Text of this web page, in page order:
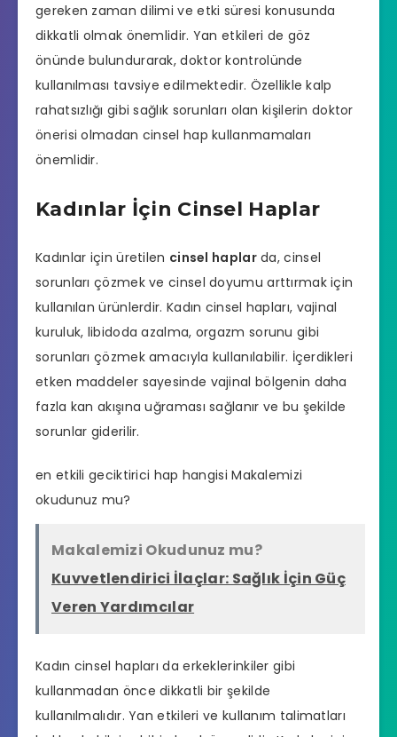
gereken zaman dilimi ve etki süresi konusunda
dikkatli olmak önemlidir. Yan etkileri de göz
önünde bulundurarak, doktor kontrolünde
kullanılması tavsiye edilmektedir. Özellikle kalp
rahatsızlığı gibi sağlık sorunları olan kişilerin doktor
önerisi olmadan cinsel hap kullanmamaları
önemlidir.
Kadınlar İçin Cinsel Haplar
Kadınlar için üretilen cinsel haplarda, cinsel
sorunları çözmek ve cinsel doyumu arttırmak için
kullanılan ürünlerdir. Kadın cinsel hapları, vajinal
kuruluk, libidoda azalma, orgazm sorunu gibi
sorunları çözmek amacıyla kullanılabilir. İçerdikleri
etken maddeler sayesinde vajinal bölgenin daha
fazla kan akışına uğraması sağlanır ve bu şekilde
sorunlar giderilir.
en etkili geciktirici hap hangisi Makalemizi
okudunuz mu?
Makalemizi Okudunuz mu?
Kuvvetlendirici İlaçlar: Sağlık İçin Güç
Veren Yardımcılar
Kadın cinsel hapları da erkeklerinkiler gibi
kullanmadan önce dikkatli bir şekilde
kullanılmalıdır. Yan etkileri ve kullanım talimatları